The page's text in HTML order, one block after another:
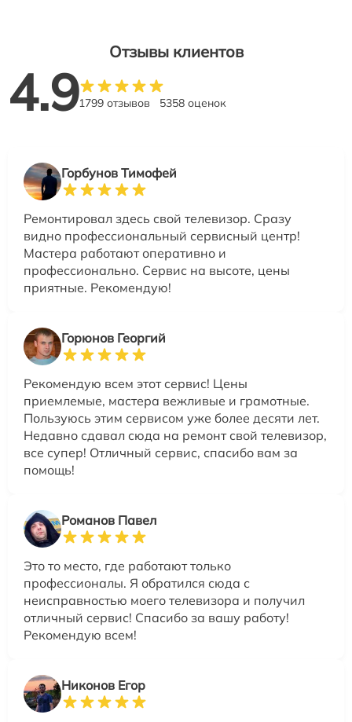
Отзывы клиентов
4.91799 отзывов 5358 оценок
Горбунов Тимофей
Ремонтировал здесь свой телевизор. Сразу
видно профессиональный сервисный центр!
Мастера работают оперативно и
профессионально. Сервис на высоте, цены
приятные. Рекомендую!
Горюнов Георгий
Рекомендую всем этот сервис! Цены
приемлемые, мастера вежливые и грамотные.
Пользуюсь этим сервисом уже более десяти лет.
Недавно сдавал сюда на ремонт свой телевизор,
все супер! Отличный сервис, спасибо вам за
помощь!
Романов Павел
Это то место, где работают только
профессионалы. Я обратился сюда с
неисправностью моего телевизора и получил
отличный сервис! Спасибо за вашу работу!
Рекомендую всем!
Никонов Егор